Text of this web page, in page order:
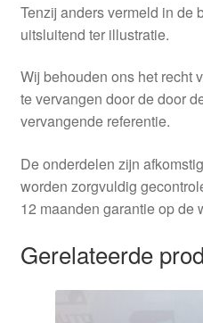
Tenzij anders vermeld in de
uitsluitend ter illustratie.
Wij behouden ons het recht
te vervangen door de door
vervangende referentie.
De onderdelen zijn
worden zorgvuldig
12 maanden garantie op de
Gerelateerde